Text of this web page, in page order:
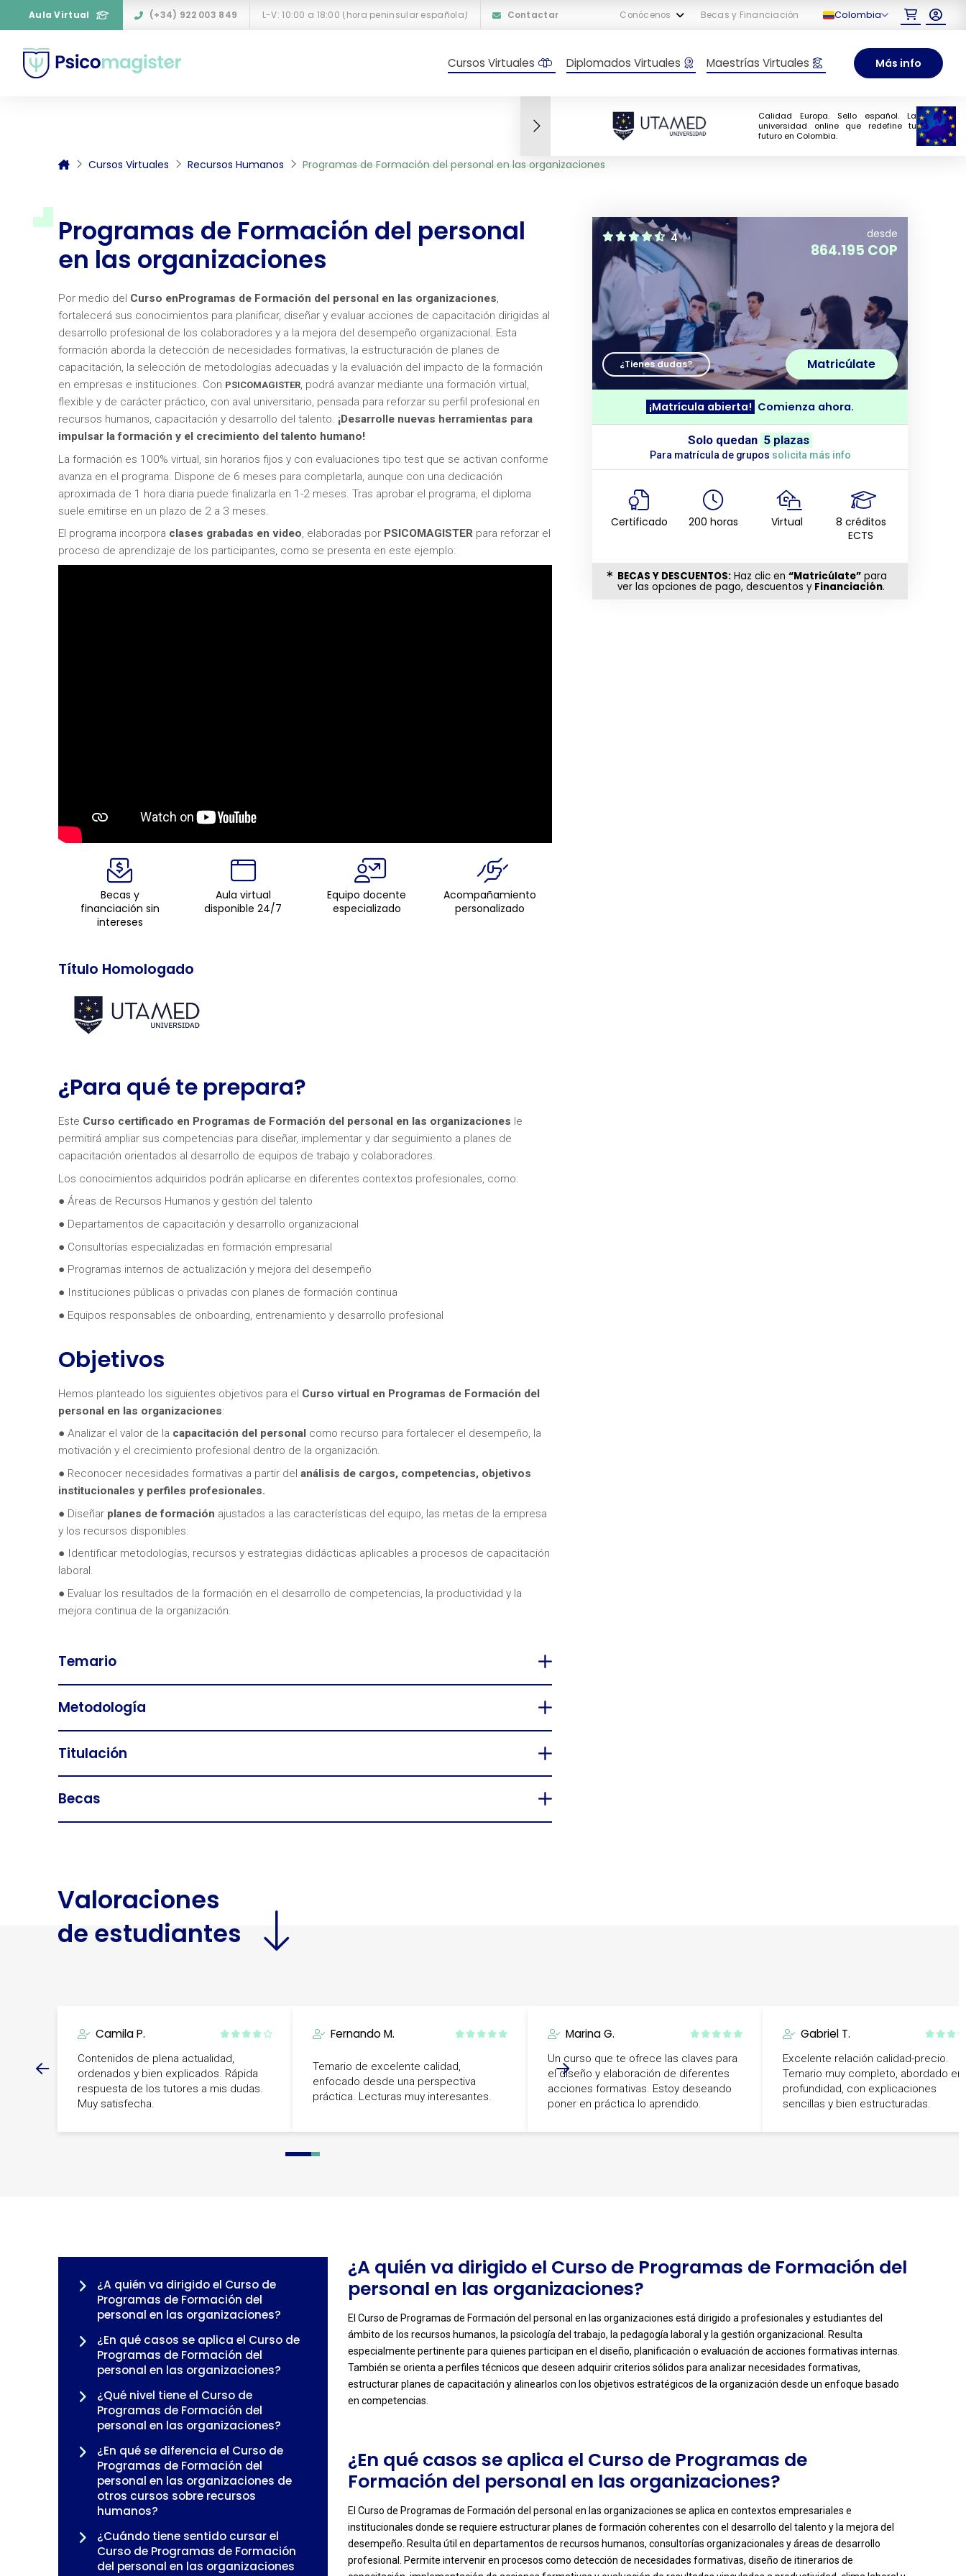
Aula Virtual (+34) 922 003 849 L-V: 10:00 a 18:00 (hora peninsular española) Contactar Conócenos Becas y Financiación Colombia
Cursos Virtuales Diplomados Virtuales Maestrías Virtuales Más info
Calidad Europa. Sello español. La
universidad online que redefine tu
futuro en Colombia.
Cursos Virtuales Recursos Humanos Programas de Formación del personal en las organizaciones
Programas de Formación del personal
en las organizaciones
Por medio del Curso enProgramas de Formación del personal en las organizaciones,
fortalecerá sus conocimientos para planificar, diseñar y evaluar acciones de capacitación dirigidas al
desarrollo profesional de los colaboradores y a la mejora del desempeño organizacional. Esta
formación aborda la detección de necesidades formativas, la estructuración de planes de
capacitación, la selección de metodologías adecuadas y la evaluación del impacto de la formación
en empresas e instituciones. Con PSICOMAGISTER, podrá avanzar mediante una formación virtual,
flexible y de carácter práctico, con aval universitario, pensada para reforzar su perfil profesional en
recursos humanos, capacitación y desarrollo del talento. ¡Desarrolle nuevas herramientas para
impulsar la formación y el crecimiento del talento humano!
La formación es 100% virtual, sin horarios fijos y con evaluaciones tipo test que se activan conforme
avanza en el programa. Dispone de 6 meses para completarla, aunque con una dedicación
aproximada de 1 hora diaria puede finalizarla en 1-2 meses. Tras aprobar el programa, el diploma
suele emitirse en un plazo de 2 a 3 meses.
El programa incorpora clases grabadas en video, elaboradas por PSICOMAGISTERpara reforzar el
proceso de aprendizaje de los participantes, como se presenta en este ejemplo:
Becas y
financiación sin
intereses
Aula virtual
disponible 24/7
Equipo docente
especializado
Acompañamiento
personalizado
Título Homologado
¿Para qué te prepara?
Este Curso certificado en Programas de Formación del personal en las organizaciones le
permitirá ampliar sus competencias para diseñar, implementar y dar seguimiento a planes de
capacitación orientados al desarrollo de equipos de trabajo y colaboradores.
Los conocimientos adquiridos podrán aplicarse en diferentes contextos profesionales, como:
● Áreas de Recursos Humanos y gestión del talento
● Departamentos de capacitación y desarrollo organizacional
● Consultorías especializadas en formación empresarial
● Programas internos de actualización y mejora del desempeño
● Instituciones públicas o privadas con planes de formación continua
● Equipos responsables de onboarding, entrenamiento y desarrollo profesional
Objetivos
Hemos planteado los siguientes objetivos para el Curso virtual en Programas de Formación del
personal en las organizaciones:
● Analizar el valor de la capacitación del personal como recurso para fortalecer el desempeño, la
motivación y el crecimiento profesional dentro de la organización.
● Reconocer necesidades formativas a partir del análisis de cargos, competencias, objetivos
institucionales y perfiles profesionales.
● Diseñarplanes de formación ajustados a las características del equipo, las metas de la empresa
y los recursos disponibles.
● Identificar metodologías, recursos y estrategias didácticas aplicables a procesos de capacitación
laboral.
● Evaluar los resultados de la formación en el desarrollo de competencias, la productividad y la
mejora continua de la organización.
Temario
Metodología
Titulación
Becas
Valoraciones
de estudiantes
Camila P.
Contenidos de plena actualidad,
ordenados y bien explicados. Rápida
respuesta de los tutores a mis dudas.
Muy satisfecha.
Fernando M.
Temario de excelente calidad,
enfocado desde una perspectiva
práctica. Lecturas muy interesantes.
Marina G.
Un curso que te ofrece las claves para
el diseño y elaboración de diferentes
acciones formativas. Estoy deseando
poner en práctica lo aprendido.
Gabriel T.
Excelente relación calidad-precio.
Temario muy completo, abordado en
profundidad, con explicaciones
sencillas y bien estructuradas.
0 1
4 desde
864.195 COP
¿Tienes dudas? Matricúlate
¡Matrícula abierta! Comienza ahora.
Solo quedan 5 plazas
Para matrícula de grupos solicita más info
Certificado 200 horas Virtual
8 créditos
ECTS
BECAS Y DESCUENTOS:Haz clic en “Matricúlate”para
ver las opciones de pago, descuentos y Financiación.
¿A quién va dirigido el Curso de
Programas de Formación del
personal en las organizaciones?
¿En qué casos se aplica el Curso de
Programas de Formación del
personal en las organizaciones?
¿Qué nivel tiene el Curso de
Programas de Formación del
personal en las organizaciones?
¿En qué se diferencia el Curso de
Programas de Formación del
personal en las organizaciones de
otros cursos sobre recursos
humanos?
¿Cuándo tiene sentido cursar el
Curso de Programas de Formación
del personal en las organizaciones
¿A quién va dirigido el Curso de Programas de Formación del
personal en las organizaciones?
El Curso de Programas de Formación del personal en las organizaciones está dirigido a profesionales y estudiantes del
ámbito de los recursos humanos, la psicología del trabajo, la pedagogía laboral y la gestión organizacional. Resulta
especialmente pertinente para quienes participan en el diseño, planificación o evaluación de acciones formativas internas.
También se orienta a perfiles técnicos que deseen adquirir criterios sólidos para analizar necesidades formativas,
estructurar planes de capacitación y alinearlos con los objetivos estratégicos de la organización desde un enfoque basado
en competencias.
-
¿En qué casos se aplica el Curso de Programas de
Formación del personal en las organizaciones?
El Curso de Programas de Formación del personal en las organizaciones se aplica en contextos empresariales e
institucionales donde se requiere estructurar planes de formación coherentes con el desarrollo del talento y la mejora del
desempeño. Resulta útil en departamentos de recursos humanos, consultorías organizacionales y áreas de desarrollo
profesional. Permite intervenir en procesos como detección de necesidades formativas, diseño de itinerarios de
-